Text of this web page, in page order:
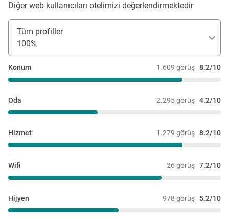
Diğer web kullanıcıları otelimizi değerlendirmektedir
Tüm profiller
100%
1.609 görüş 8.2/10
Konum
2.295 görüş 4.2/10
Oda
1.279 görüş 8.2/10
Hizmet
26 görüş 7.2/10
Wifi
978 görüş 5.2/10
Hijyen